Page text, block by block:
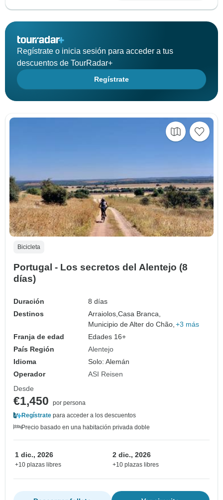
Regístrate o inicia sesión para acceder a tus
descuentos de TourRadar+
Regístrate
Bicicleta
Portugal - Los secretos del Alentejo (8
días)
Duración
8 días
Destinos
Arraiolos,Casa Branca,
Municipio de Alter do Chão, +3 más
Franja de edad
Edades 16+
País Región
Alentejo
Idioma
Solo: Alemán
Operador
ASI Reisen
Desde
€1,450
por persona
Regístrate para acceder a los descuentos
Precio basado en una habitación privada doble
1 dic., 2026
+10 plazas libres
2 dic., 2026
+10 plazas libres